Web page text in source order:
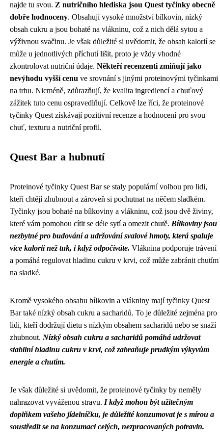
najde tu svou. Z nutričního hlediska jsou Quest tyčinky obecně
dobře hodnoceny. Obsahují vysoké množství bílkovin, nízký
obsah cukru a jsou bohaté na vlákninu, což z nich dělá sytou a
výživnou svačinu. Je však důležité si uvědomit, že obsah kalorií se
může u jednotlivých příchutí lišit, proto je vždy vhodné
zkontrolovat nutriční údaje. Někteří recenzenti zmiňují jako
nevýhodu vyšší cenu ve srovnání s jinými proteinovými tyčinkami
na trhu. Nicméně, zdůrazňují, že kvalita ingrediencí a chuťový
zážitek tuto cenu ospravedlňují. Celkově lze říci, že proteinové
tyčinky Quest získávají pozitivní recenze a hodnocení pro svou
chuť, texturu a nutriční profil.
Quest Bar a hubnutí
Proteinové tyčinky Quest Bar se staly populární volbou pro lidi,
kteří chtějí zhubnout a zároveň si pochutnat na něčem sladkém.
Tyčinky jsou bohaté na bílkoviny a vlákninu, což jsou dvě živiny,
které vám pomohou cítit se déle sytí a omezit chutě. Bílkoviny jsou
nezbytné pro budování a udržování svalové hmoty, která spaluje
více kalorií než tuk, i když odpočíváte. Vláknina podporuje trávení
a pomáhá regulovat hladinu cukru v krvi, což může zabránit chutím
na sladké.
Kromě vysokého obsahu bílkovin a vlákniny mají tyčinky Quest
Bar také nízký obsah cukru a sacharidů. To je důležité zejména pro
lidi, kteří dodržují dietu s nízkým obsahem sacharidů nebo se snaží
zhubnout. Nízký obsah cukru a sacharidů pomáhá udržovat
stabilní hladinu cukru v krvi, což zabraňuje prudkým výkyvům
energie a chutím.
Je však důležité si uvědomit, že proteinové tyčinky by neměly
nahrazovat vyváženou stravu. I když mohou být užitečným
doplňkem vašeho jídelníčku, je důležité konzumovat je s mírou a
soustředit se na konzumaci celých, nezpracovaných potravin.